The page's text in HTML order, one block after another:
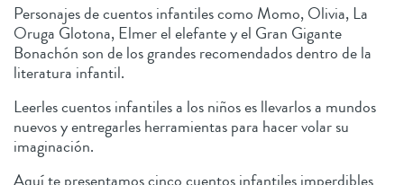
Personajes de cuentos infantiles como Momo, Olivia, La
Oruga Glotona, Elmer el elefante y el Gran Gigante
Bonachón son de los grandes recomendados dentro de la
literatura infantil.
Leerles cuentos infantiles a los niños es llevarlos a mundos
nuevos y entregarles herramientas para hacer volar su
imaginación.